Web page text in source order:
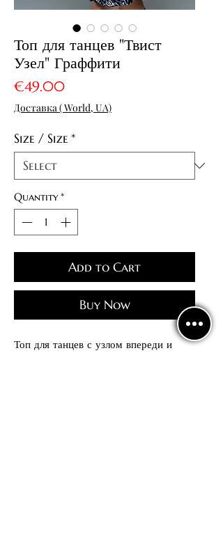
Топ для танцев "Твист
Узел" Граффити
€49.00Price
Доставка ( World, UA)
Size / Size *
Quantity *
Add to Cart
Buy Now
Топ для танцев с узлом впереди и